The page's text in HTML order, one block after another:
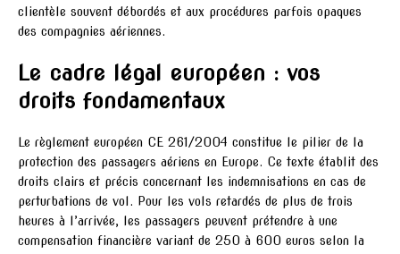
clientèle souvent débordés et aux procédures parfois opaques
des compagnies aériennes.
Le cadre légal européen : vos
droits fondamentaux
Le règlement européen CE 261/2004 constitue le pilier de la
protection des passagers aériens en Europe. Ce texte établit des
droits clairs et précis concernant les indemnisations en cas de
perturbations de vol. Pour les vols retardés de plus de trois
heures à l’arrivée, les passagers peuvent prétendre à une
compensation financière variant de 250 à 600 euros selon la